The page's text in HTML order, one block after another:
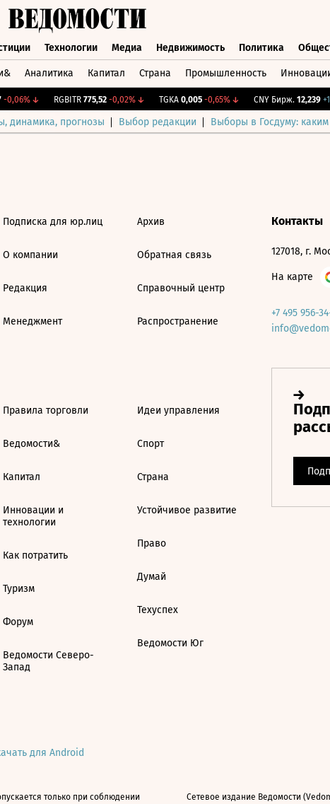
Технологии Медиа Недвижимость Политика
Аналитика Капитал Страна Промышленность
↓ RGBITR 775,52 -0,02%↓ TGKA 0,005 -0,65%↓ CNY Бирж. 12,239
динамика, прогнозы Выбор редакции Выборы в Госдуму:
Подписка для юр.лиц
О компании
Редакция
Менеджмент
Архив
Обратная связь
Справочный центр
Распространение
Правила торговли
Ведомости&
Капитал
Инновации и
технологии
Как потратить
Туризм
Форум
Ведомости Северо-
Запад
Идеи управления
Спорт
Страна
Устойчивое развитие
Право
Думай
Техуспех
Ведомости Юг
Контакты
127018, г.
На карте
+7 495 956-
для Android
только при соблюдении
Сетевое издание Ведомости